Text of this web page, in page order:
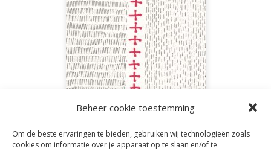
Beheer cookie toestemming
Om de beste ervaringen te bieden, gebruiken wij technologieën zoals
cookies om informatie over je apparaat op te slaan en/of te